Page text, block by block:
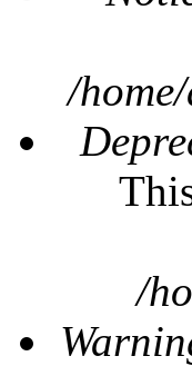
/
/